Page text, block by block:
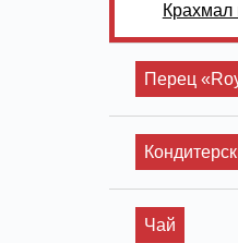
Крахмал
Перец
Чай